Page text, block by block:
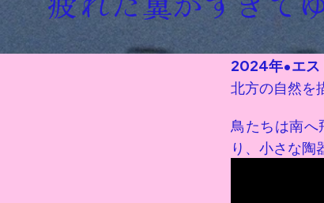
2024年•エ
北方の自然を
鳥たちは南
り、小さな陶